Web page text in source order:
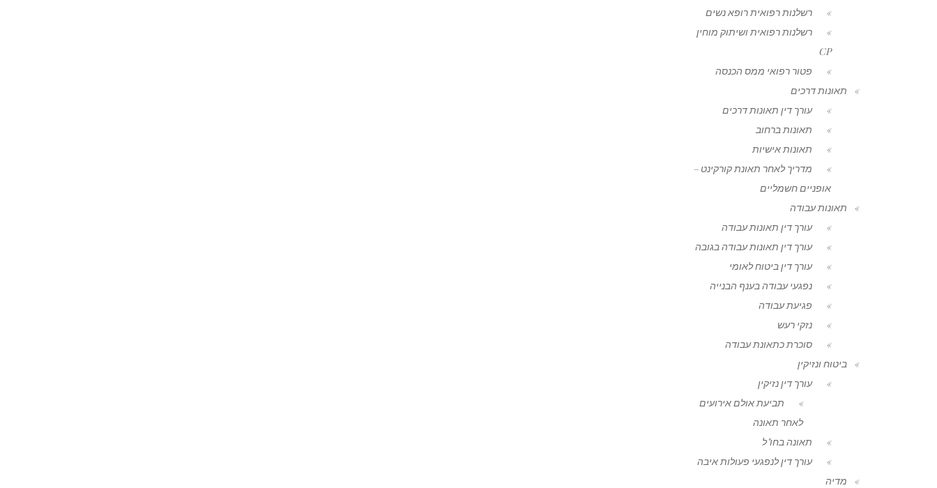
רשלנות רפואית רופא נשים
רשלנות רפואית ושיתוק מוחין
CP
פטור רפואי ממס הכנסה
תאונות דרכים
עורך דין תאונות דרכים
תאונות ברחוב
תאונות אישיות
מדריך לאחר תאונת קורקינט –
אופניים חשמליים
תאונות עבודה
עורך דין תאונות עבודה
עורך דין תאונות עבודה בגובה
עורך דין ביטוח לאומי
נפגעי עבודה בענף הבנייה
פגיעת עבודה
נזקי רעש
סוכרת כתאונת עבודה
ביטוח ונזיקין
עורך דין נזיקין
תביעת אולם אירועים
לאחר תאונה
תאונה בחו"ל
עורך דין לנפגעי פעולות איבה
מדיה